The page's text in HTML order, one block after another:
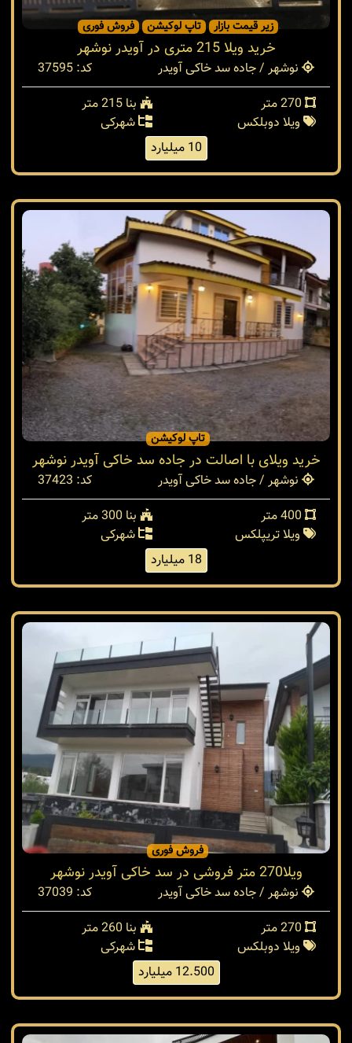
زیر قیمت بازار تاپ لوکیشن فروش فوری
خرید ویلا 215 متری در آویدر نوشهر
نوشهر / جاده سد خاکی آویدر
کد: 37595
بنا 215 متر
ویلا دوبلکس
شهرکی
10 میلیارد
تاپ لوکیشن
خرید ویلای با اصالت در جاده سد خاکی آویدر نوشهر
نوشهر / جاده سد خاکی آویدر
کد: 37423
بنا 300 متر
ویلا تریپلکس
شهرکی
18 میلیارد
فروش فوری
ویلا270 متر فروشی در سد خاکی آویدر نوشهر
نوشهر / جاده سد خاکی آویدر
کد: 37039
بنا 260 متر
ویلا دوبلکس
شهرکی
12.500 میلیارد